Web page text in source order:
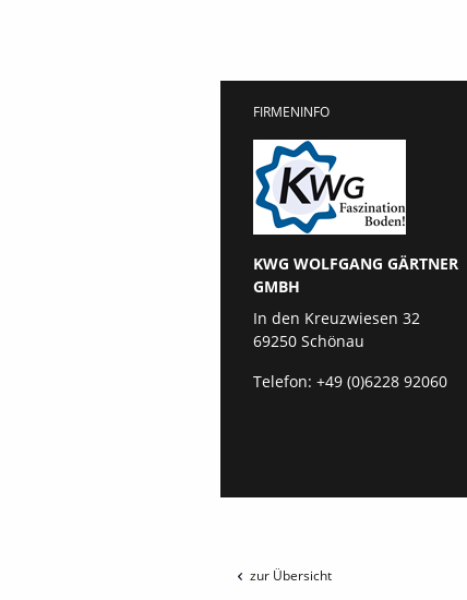
FIRMENINFO
KWG WOLFGANG GÄRTNER
GMBH
In den Kreuzwiesen 32
69250 Schönau
Telefon: +49 (0)6228 92060
zur Übersicht